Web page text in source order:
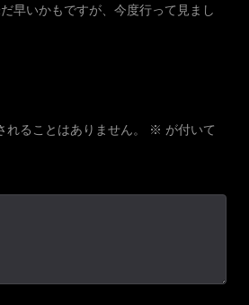
早いかもですが、今度行って見まし
ることはありません。 ※ が付いて